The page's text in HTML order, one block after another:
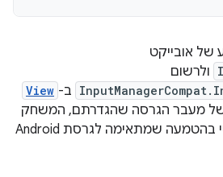
של אובייקט
ולרשום
ב- View
של מעבר הגרסה שהגדרתם, המשחק
משתמש באופן אוטומטי בהטמעה שמתאימה לגרסת Android